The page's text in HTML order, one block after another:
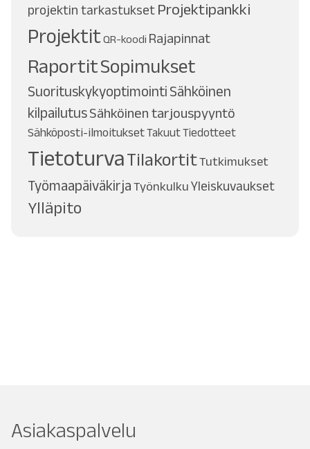
projektin tarkastukset Projektipankki
Projektit QR-koodi Rajapinnat
RaportitSopimukset
Suorituskykyoptimointi Sähköinen
kilpailutusSähköinen tarjouspyyntö
Sähköposti-ilmoituksetTakuutTiedotteet
TietoturvaTilakortitTutkimukset
TyömaapäiväkirjaTyönkulkuYleiskuvaukset
Ylläpito
Asiakaspalvelu